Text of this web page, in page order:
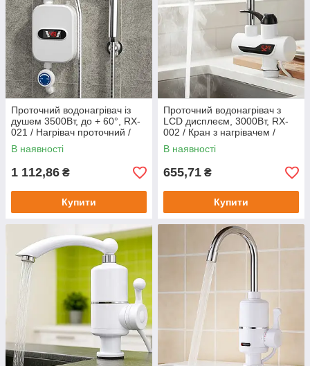
Проточний водонагрівач із
душем 3500Вт, до + 60°, RX-
021 / Нагрівач проточний /
Термостатичний
водонагрівач електричний
В наявності
1 112,86 ₴
Купити
Проточний водонагрівач з
LCD дисплеєм, 3000Вт, RX-
002 / Кран з нагрівачем /
Електричний водонагрівач /
Нагрівач води
В наявності
655,71 ₴
Купити